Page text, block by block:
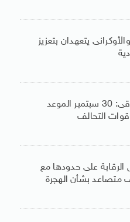
يتعهدان بتعزيز
رئيس الوزراء العراقى: 30 سبتمبر الموعد
التحالف
الرقابة على حدودها مع
متصاعد بشأن الهجرة